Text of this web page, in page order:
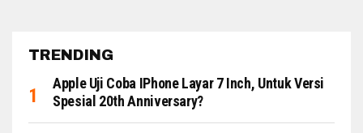
TRENDING
Apple Uji Coba IPhone Layar 7 Inch, Untuk Versi
Spesial 20th Anniversary?